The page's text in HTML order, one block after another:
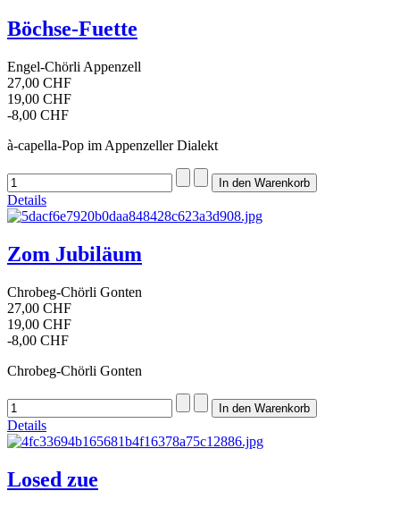
Böchse-Fuette
Engel-Chörli Appenzell
27,00 CHF
19,00 CHF
-8,00 CHF
à-capella-Pop im Appenzeller Dialekt
Details
Zom Jubiläum
Chrobeg-Chörli Gonten
27,00 CHF
19,00 CHF
-8,00 CHF
Chrobeg-Chörli Gonten
Details
Losed zue